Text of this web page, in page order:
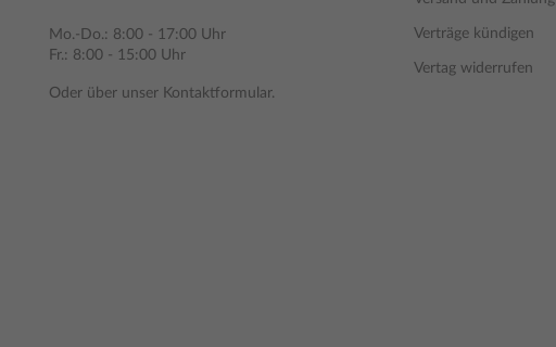
Mo.-Do.: 8:00 - 17:00 Uhr
Fr.: 8:00 - 15:00 Uhr
Oder über unser Kontaktformular.
Verträge kündigen
Vertag widerrufen